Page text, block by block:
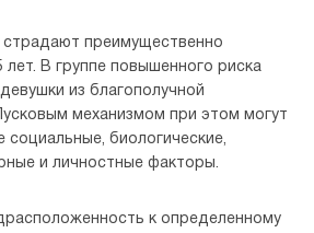
страдают преимущественно
В группе повышенного риска
из благополучной
механизмом при этом могут
социальные, биологические,
и личностные факторы.
к определенному